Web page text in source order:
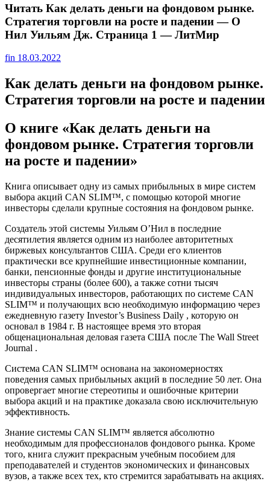
Читать Как делать деньги на фондовом рынке.
Стратегия торговли на росте и падении — О
Нил Уильям Дж. Страница 1 — ЛитМир
fin 18.03.2022
Как делать деньги на фондовом рынке.
Стратегия торговли на росте и падении
О книге «Как делать деньги на
фондовом рынке. Стратегия торговли
на росте и падении»
Книга описывает одну из самых прибыльных в мире систем
выбора акций CAN SLIM™, с помощью которой многие
инвесторы сделали крупные состояния на фондовом рынке.
Создатель этой системы Уильям О’Нил в последние
десятилетия является одним из наиболее авторитетных
биржевых консультантов США. Среди его клиентов
практически все крупнейшие инвестиционные компании,
банки, пенсионные фонды и другие институциональные
инвесторы страны (более 600), а также сотни тысяч
индивидуальных инвесторов, работающих по системе CAN
SLIM™ и получающих всю необходимую информацию через
ежедневную газету Investor’s Business Daily , которую он
основал в 1984 г. В настоящее время это вторая
общенациональная деловая газета США после The Wall Street
Journal .
Система CAN SLIM™ основана на закономерностях
поведения самых прибыльных акций в последние 50 лет. Она
опровергает многие стереотипы и ошибочные критерии
выбора акций и на практике доказала свою исключительную
эффективность.
Знание системы CAN SLIM™ является абсолютно
необходимым для профессионалов фондового рынка. Кроме
того, книга служит прекрасным учебным пособием для
преподавателей и студентов экономических и финансовых
вузов, а также всех тех, кто стремится зарабатывать на акциях.